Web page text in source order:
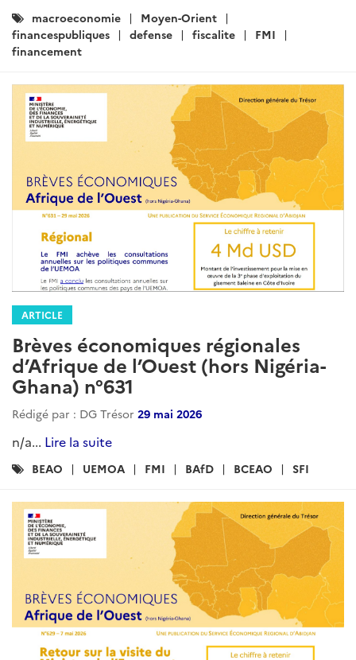
Catégories
:
macroeconomie
Moyen-Orient
financespubliques
defense fiscalite
FMI
financement
ARTICLE
Brèves économiques régionales
d’Afrique de l’Ouest (hors Nigéria-
Ghana) n°631
Rédigé par : DG Trésor 29 mai 2026
n/a... Lire la suite
Catégories
BEAO UEMOA FMI BAfD BCEAO SFI